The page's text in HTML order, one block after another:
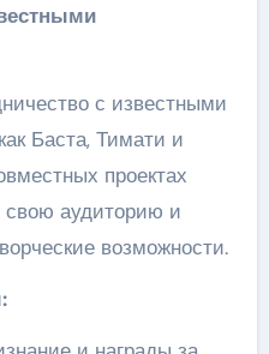
с известными
Баста, Тимати и
проектах
свою аудиторию и
возможности.